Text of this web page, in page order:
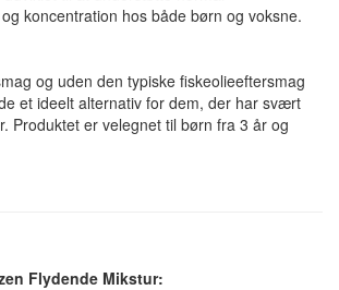
koncentration hos både børn og voksne.
og uden den typiske fiskeolieeftersmag
et ideelt alternativ for dem, der har svært
Produktet er velegnet til børn fra 3 år og
Flydende Mikstur: